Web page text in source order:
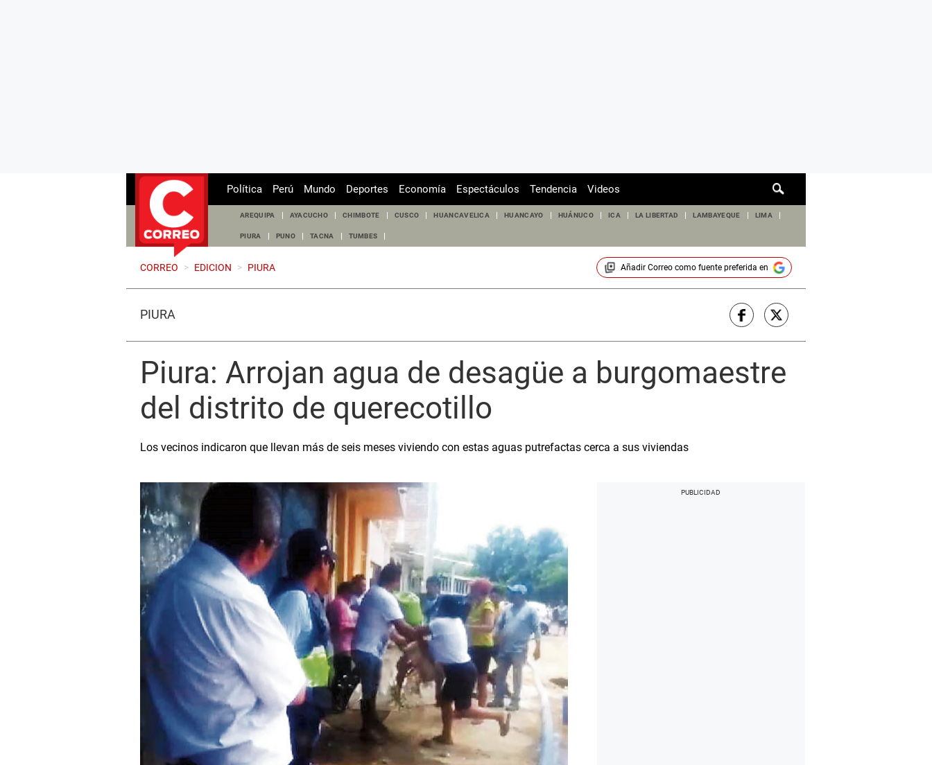
de
Política Perú Mundo Deportes Economía Espectáculos Tendencia Videos
AREQUIPA AYACUCHO CHIMBOTE CUSCO HUANCAVELICA HUANCAYO HUÁNUCO ICA LA LIBERTAD LAMBAYEQUE LIMA
PIURA PUNO TACNA TUMBES
CORREO > EDICION > PIURA Añadir Correocomo fuente preferida en
PIURA
Piura: Arrojan agua de desagüe a burgomaestre
del distrito de querecotillo
Los vecinos indicaron que llevan más de seis meses viviendo con estas aguas putrefactas cerca a sus viviendas